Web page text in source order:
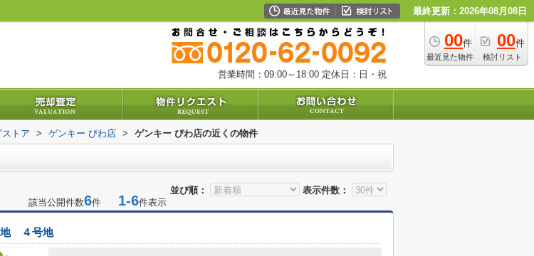
最終更新：2026年08月08日
00件
最近見た物件
00件
検討リスト
営業時間：09:00～18:00 定休日：日・祝
トア > ゲンキー びわ店 > ゲンキー びわ店の近くの物件
並び順： 表示件数：
該当公開件数6件 1-6件表示
地 ４号地